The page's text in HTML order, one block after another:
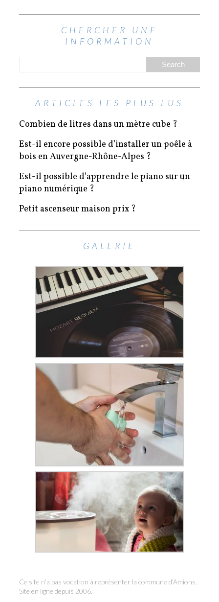
CHERCHER UNE
INFORMATION
ARTICLES LES PLUS LUS
Combien de litres dans un mètre cube ?
Est-il encore possible d’installer un poêle à
bois en Auvergne-Rhône-Alpes ?
Est-il possible d’apprendre le piano sur un
piano numérique ?
Petit ascenseur maison prix ?
GALERIE
Ce site n'a pas vocation à représenter la commune d'Amions.
Site en ligne depuis 2006.